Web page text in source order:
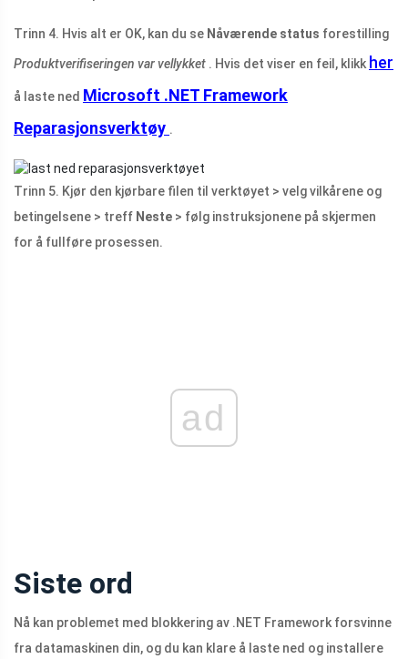
Trinn 4. Hvis alt er OK, kan du se Nåværende status forestilling
Produktverifiseringen var vellykket . Hvis det viser en feil, klikk her
å laste ned Microsoft .NET Framework
Reparasjonsverktøy .
Trinn 5. Kjør den kjørbare filen til verktøyet > velg vilkårene og
betingelsene > treff Neste > følg instruksjonene på skjermen
for å fullføre prosessen.
ad
Siste ord
Nå kan problemet med blokkering av .NET Framework forsvinne
fra datamaskinen din, og du kan klare å laste ned og installere